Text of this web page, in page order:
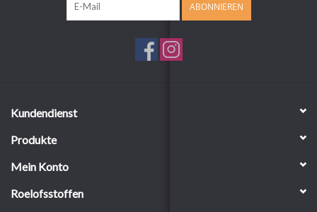
ABONNIEREN
Kundendienst
Produkte
Mein Konto
Roelofsstoffen